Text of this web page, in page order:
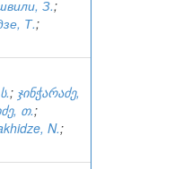
З.;
Т.;
; ჯინჭარაძე,
თ.;
N.;